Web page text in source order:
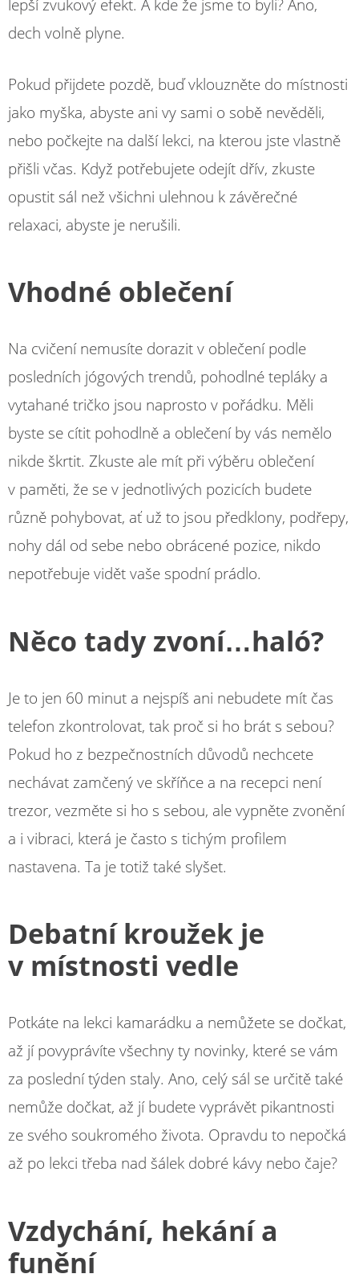
lepší zvukový efekt. A kde že jsme to byli? Ano,
dech volně plyne.
Pokud přijdete pozdě, buď vklouzněte do místnosti
jako myška, abyste ani vy sami o sobě nevěděli,
nebo počkejte na další lekci, na kterou jste vlastně
přišli včas. Když potřebujete odejít dřív, zkuste
opustit sál než všichni ulehnou k závěrečné
relaxaci, abyste je nerušili.
Vhodné oblečení
Na cvičení nemusíte dorazit v oblečení podle
posledních jógových trendů, pohodlné tepláky a
vytahané tričko jsou naprosto v pořádku. Měli
byste se cítit pohodlně a oblečení by vás nemělo
nikde škrtit. Zkuste ale mít při výběru oblečení
v paměti, že se v jednotlivých pozicích budete
různě pohybovat, ať už to jsou předklony, podřepy,
nohy dál od sebe nebo obrácené pozice, nikdo
nepotřebuje vidět vaše spodní prádlo.
Něco tady zvoní…haló?
Je to jen 60 minut a nejspíš ani nebudete mít čas
telefon zkontrolovat, tak proč si ho brát s sebou?
Pokud ho z bezpečnostních důvodů nechcete
nechávat zamčený ve skříňce a na recepci není
trezor, vezměte si ho s sebou, ale vypněte zvonění
a i vibraci, která je často s tichým profilem
nastavena. Ta je totiž také slyšet.
Debatní kroužek je
v místnosti vedle
Potkáte na lekci kamarádku a nemůžete se dočkat,
až jí povyprávíte všechny ty novinky, které se vám
za poslední týden staly. Ano, celý sál se určitě také
nemůže dočkat, až jí budete vyprávět pikantnosti
ze svého soukromého života. Opravdu to nepočká
až po lekci třeba nad šálek dobré kávy nebo čaje?
Vzdychání, hekání a
funění